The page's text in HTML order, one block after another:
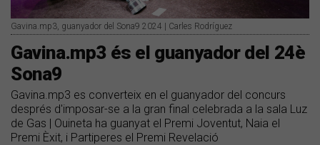
Gavina.mp3, guanyador del Sona9 2024 | Carles Rodríguez
Gavina.mp3 és el guanyador del 24è
Sona9
Gavina.mp3 es converteix en el guanyador del concurs
després d'imposar-se a la gran final celebrada a la sala Luz
de Gas | Ouineta ha guanyat el Premi Joventut, Naia el
Premi Èxit, i Partiperes el Premi Revelació